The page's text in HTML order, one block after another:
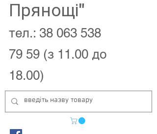
Прянощі"
тел.: 38 063 538
79 59 (з 11.00 до
18.00)